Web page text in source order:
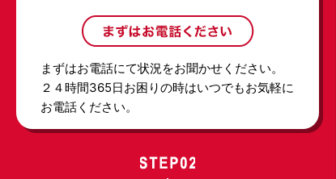
まずはお電話にて状況をお聞かせください。
２４時間365日お困りの時はいつでもお気軽に
お電話ください。